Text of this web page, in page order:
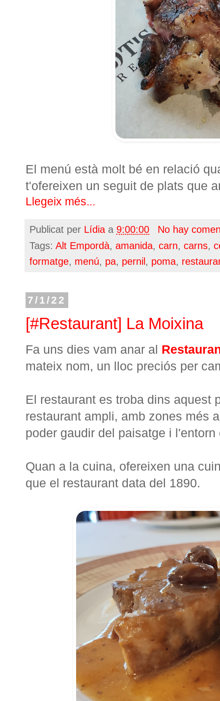
El menú està molt bé en relació
t'ofereixen un seguit de plats que
Llegeix més...
Publicat per Lídia a 9:00:00
No hay
Tags: Alt Empordà, amanida, carn, carns,
formatge, menú, pa, pernil , poma,
7/1/22
[#Restaurant] La Moixina
Fa uns dies vam anar al
mateix nom, un lloc preciós per
El restaurant es troba dins aquest
restaurant ampli, amb zones més
poder gaudir del paisatge i
Quan a la cuina, ofereixen una
que el restaurant data del 1890.